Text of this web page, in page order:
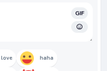
GIF
love haha